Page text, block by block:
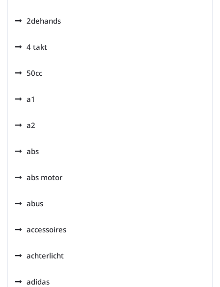
2dehands
4 takt
50cc
a1
a2
abs
abs motor
abus
accessoires
achterlicht
adidas